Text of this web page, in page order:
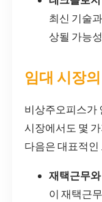
최신 기술
상될 가능
임대 시장
비상주오피스가
시장에서도 몇
다음은 대표적
재택근무
이 재택근